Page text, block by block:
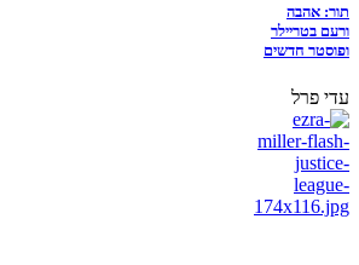
תור: אהבה
ורעם בטריילר
ופוסטר חדשים
עדי פרל